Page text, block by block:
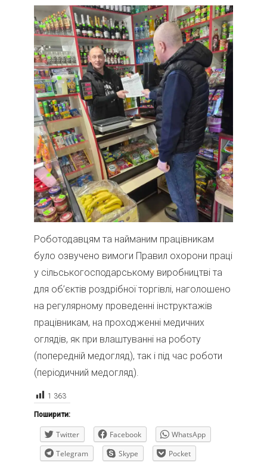
Роботодавцям та найманим працівникам
було озвучено вимоги Правил охорони праці
у сільськогосподарському виробництві та
для об’єктів роздрібної торгівлі, наголошено
на регулярному проведенні інструктажів
працівникам, на проходженні медичних
оглядів, як при влаштуванні на роботу
(попередній медогляд), так і під час роботи
(періодичний медогляд).
1 363
Поширити:
Twitter Facebook
WhatsApp
Telegram
Skype
Pocket